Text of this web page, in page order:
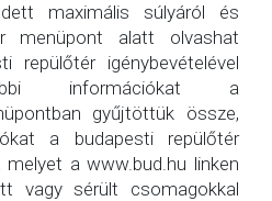
maximális súlyáról és
menüpont alatt olvashat
repülőtér igénybevételével
információkat a
gyűjtöttük össze,
a budapesti repülőtér
a www.bud.hu linken
vagy sérült csomagokkal